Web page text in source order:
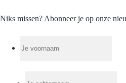
Niks missen? Abonneer je op onze